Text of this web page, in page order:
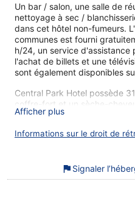
Un bar / salon, une salle de
nettoyage à sec /
dans cet hôtel non-fumeurs.
communes est fourni
h/24, un service d'assistance
l'achat de billets et une
sont également disponibles
Central Park Hotel possède
coffre-fort et un sèche-
sur le Web grâce à l'accès
les jours et des fers/planches
Nos clients nous ont dit qu'ils
Central Park Hotel et son
Afficher plus
Informations sur le droit de
Signaler